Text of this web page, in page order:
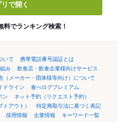
で開く
料でランキング検索！
いて
携帯電話番号認証とは
み
飲食店・飲食企業様向けサービス
（メーカー・団体様等向け）について
ドライン
食べログプレミアム
ン
ネット予約（リクエスト予約）
アウト）
特定商取引法に基づく表記
採用情報 企業情報
キーワード一覧